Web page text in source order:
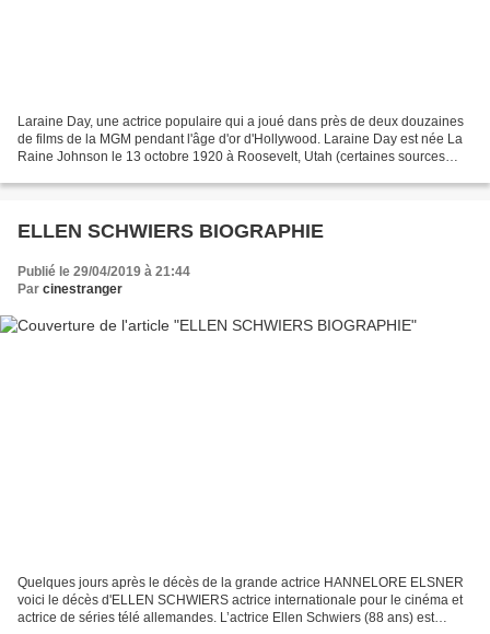
Laraine Day, une actrice populaire qui a joué dans près de deux douzaines
de films de la MGM pendant l'âge d'or d'Hollywood. Laraine Day est née La
Raine Johnson le 13 octobre 1920 à Roosevelt, Utah (certaines sources
ELLEN SCHWIERS BIOGRAPHIE
Publié le 29/04/2019 à 21:44
Par cinestranger
Quelques jours après le décès de la grande actrice HANNELORE ELSNER
voici le décès d'ELLEN SCHWIERS actrice internationale pour le cinéma et
actrice de séries télé allemandes. L’actrice Ellen Schwiers (88 ans) est